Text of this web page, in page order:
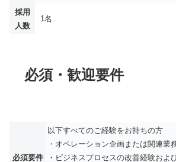
採用
人数
1名
必須・歓迎要件
必須要件
以下すべてのご経験をお持ちの方
・オペレーション企画または関連業
・ビジネスプロセスの改善経験およ